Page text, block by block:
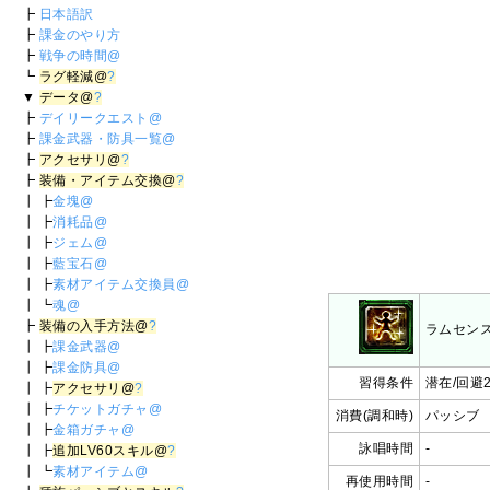
ラムセン
習得条件 潜在/回避
消費(調和時) パッシブ
詠唱時間 -
再使用時間 -
┣ 日本語訳
┣ 課金のやり方
┣ 戦争の時間@
┗ ラグ軽減@?
▼ データ@?
┣ デイリークエスト@
┣ 課金武器・防具一覧@
┣ アクセサリ@?
┣ 装備・アイテム交換@?
┃ ┣金塊@
┃ ┣消耗品@
┃ ┣ジェム@
┃ ┣藍宝石@
┃ ┣素材アイテム交換員@
┃ ┗魂@
┣ 装備の入手方法@?
┃ ┣課金武器@
┃ ┣課金防具@
┃ ┣アクセサリ@?
┃ ┣チケットガチャ@
┃ ┣金箱ガチャ@
┃ ┣追加LV60スキル@?
┃ ┗素材アイテム@